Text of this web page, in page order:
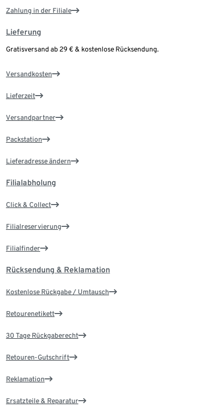
Zahlung in der Filiale
Lieferung
Gratisversand ab 29 € & kostenlose Rücksendung.
Versandkosten
Lieferzeit
Versandpartner
Packstation
Lieferadresse ändern
Filialabholung
Click & Collect
Filialreservierung
Filialfinder
Rücksendung & Reklamation
Kostenlose Rückgabe / Umtausch
Retourenetikett
30 Tage Rückgaberecht
Retouren-Gutschrift
Reklamation
Ersatzteile & Reparatur